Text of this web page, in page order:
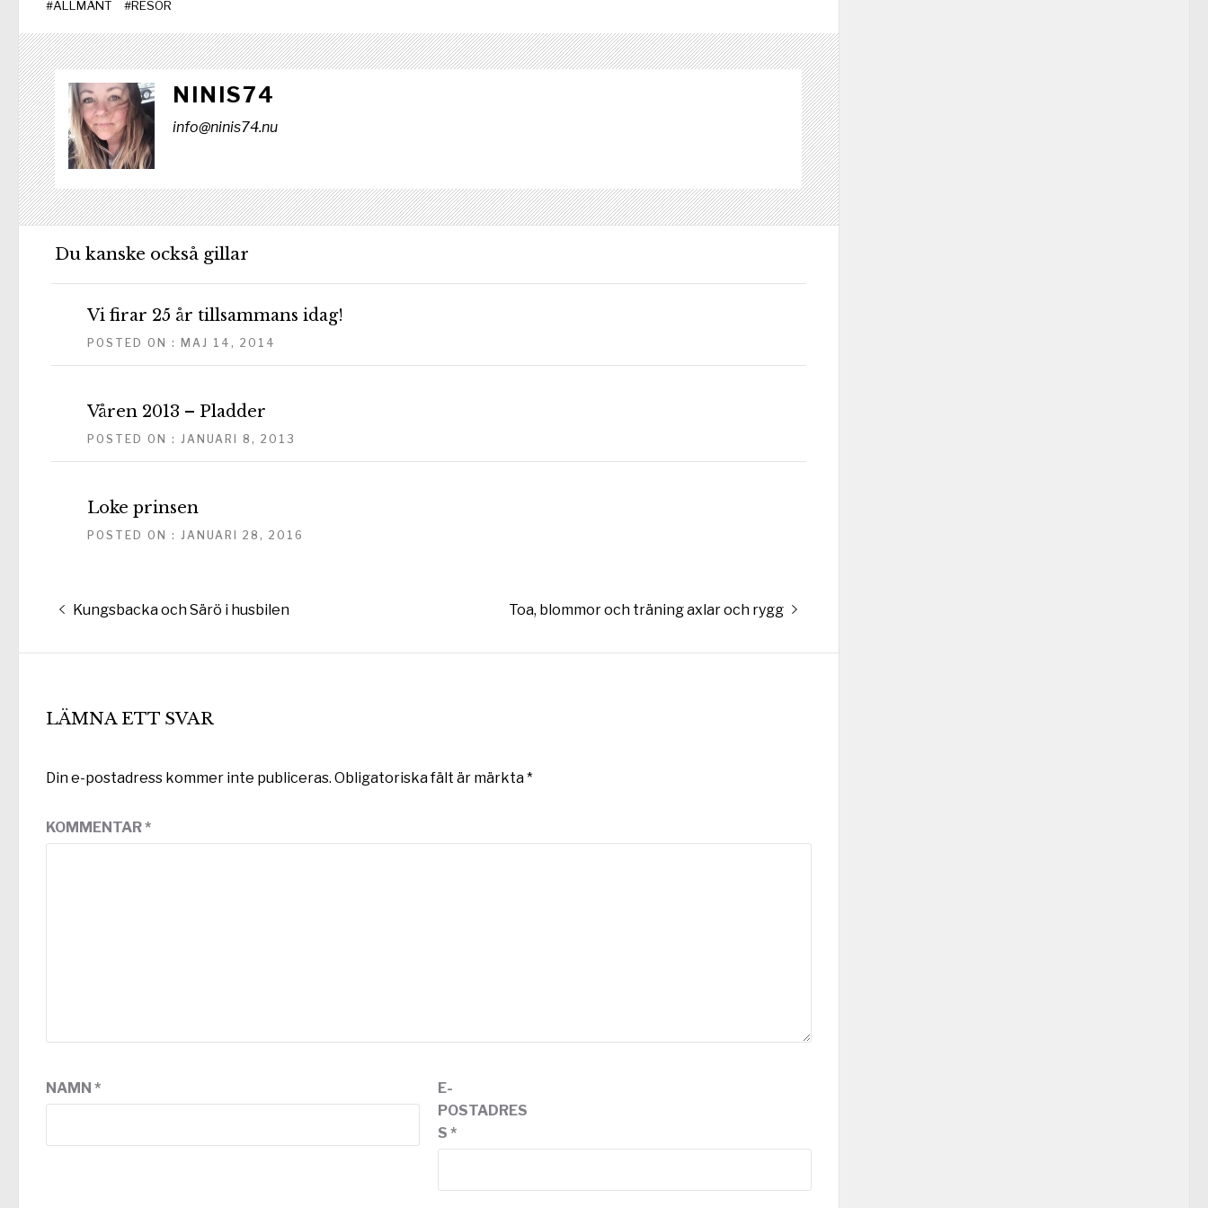
#ALLMÄNT #RESOR
NINIS74
info@ninis74.nu
Du kanske också gillar
Vi firar 25 år tillsammans idag!
POSTED ON : MAJ 14, 2014
Våren 2013 – Pladder
POSTED ON : JANUARI 8, 2013
Loke prinsen
POSTED ON : JANUARI 28, 2016
Inläggsnavigering
Föregående
Kungsbacka och Särö i husbilen
Nästa
Toa, blommor och träning axlar och rygg
LÄMNA ETT SVAR
Din e-postadress kommer inte publiceras. Obligatoriska fält är märkta*
KOMMENTAR*
NAMN *
E-
POSTADRES
S *